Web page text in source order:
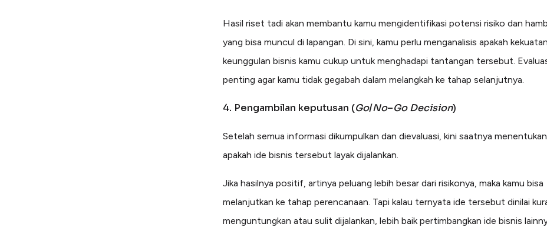
Hasil riset tadi akan membantu kamu mengidentifikasi potensi risiko dan
yang bisa muncul di lapangan. Di sini, kamu perlu menganalisis apakah
keunggulan bisnis kamu cukup untuk menghadapi tantangan tersebut.
penting agar kamu tidak gegabah dalam melangkah ke tahap selanjutnya.
4. Pengambilan keputusan (Go/No–Go Decision)
Setelah semua informasi dikumpulkan dan dievaluasi, kini saatnya menentukan
apakah ide bisnis tersebut layak dijalankan.
Jika hasilnya positif, artinya peluang lebih besar dari risikonya, maka kamu bisa
melanjutkan ke tahap perencanaan. Tapi kalau ternyata ide tersebut dinilai
menguntungkan atau sulit dijalankan, lebih baik pertimbangkan ide bisnis